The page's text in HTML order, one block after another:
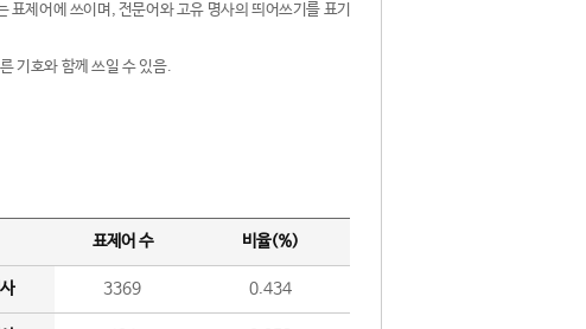
제어에 쓰이며, 전문어와 고유 명사의 띄어쓰기를 표기
기호와 함께 쓰일 수 있음.
표제어 수 비율(%)
3369 0.434